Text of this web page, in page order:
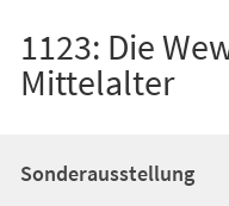
1123: Die
Mittelalter
Sonderausstellung